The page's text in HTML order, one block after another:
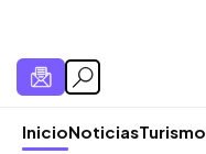
InicioNoticiasTurismo